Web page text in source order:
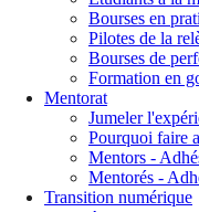
Bourses en
Pilotes de la
Bourses de
Formation en
Mentorat
Jumeler
Pourquoi faire
Mentors -
Mentorés -
Transition numérique